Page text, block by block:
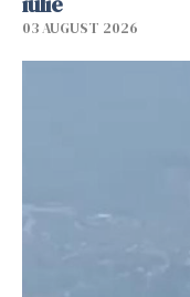
03 AUGUST 2026